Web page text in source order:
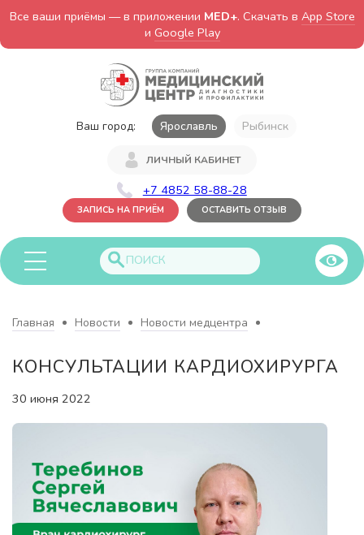
Все ваши приёмы — в приложении MED+. Скачать в App Store
и Google Play
Ваш город: Ярославль Рыбинск
ЛИЧНЫЙ КАБИНЕТ
+7 4852 58-88-28
ЗАПИСЬ НА ПРИЁМ ОСТАВИТЬ ОТЗЫВ
Главная Новости Новости медцентра
КОНСУЛЬТАЦИИ КАРДИОХИРУРГА
30 июня 2022